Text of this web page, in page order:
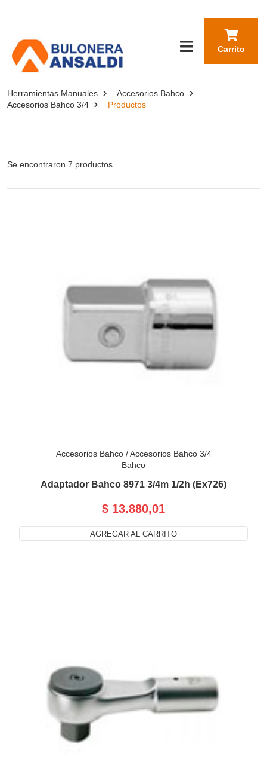
Carrito
Herramientas Manuales
Accesorios Bahco
Accesorios Bahco 3/4
Productos
Se encontraron 7 productos
Accesorios Bahco/Accesorios Bahco 3/4
Bahco
Adaptador Bahco 8971 3/4m 1/2h (Ex726)
$ 13.880,01
AGREGAR AL CARRITO